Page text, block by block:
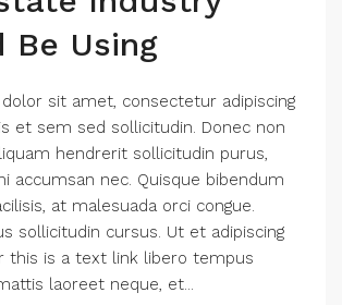
Be Using
sit amet, consectetur adipiscing
et sem sed sollicitudin. Donec non
hendrerit sollicitudin purus,
accumsan nec. Quisque bibendum
at malesuada orci congue.
sollicitudin cursus. Ut et adipiscing
this is a text link libero tempus
laoreet neque, et...